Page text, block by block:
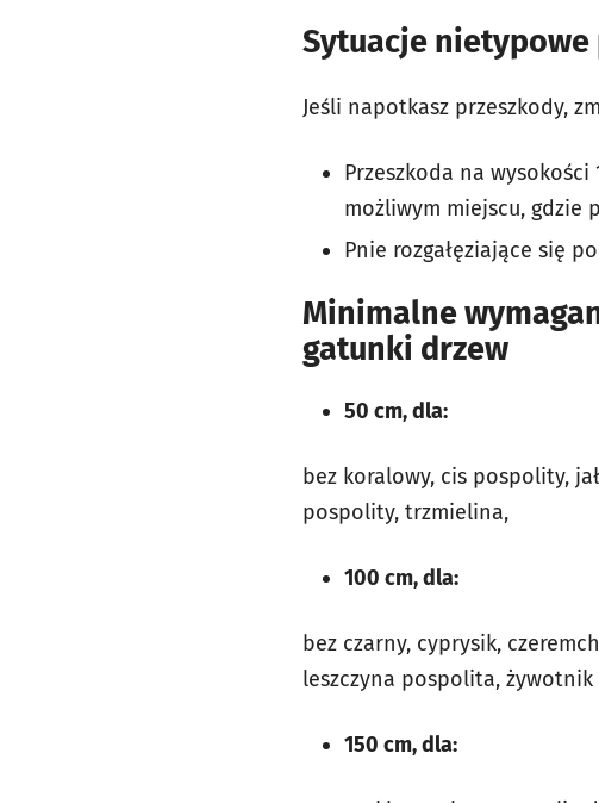
Sytuacje
Jeśli napotkasz przeszkody,
Przeszkoda na
możliwym miejscu, gdzie
Pnie rozgałęziające się
Minimalne
gatunki drzew
50 cm, dla:
bez koralowy, cis pospolity,
pospolity, trzmielina,
100 cm, dla:
bez czarny, cyprysik,
leszczyna pospolita,
150 cm, dla: